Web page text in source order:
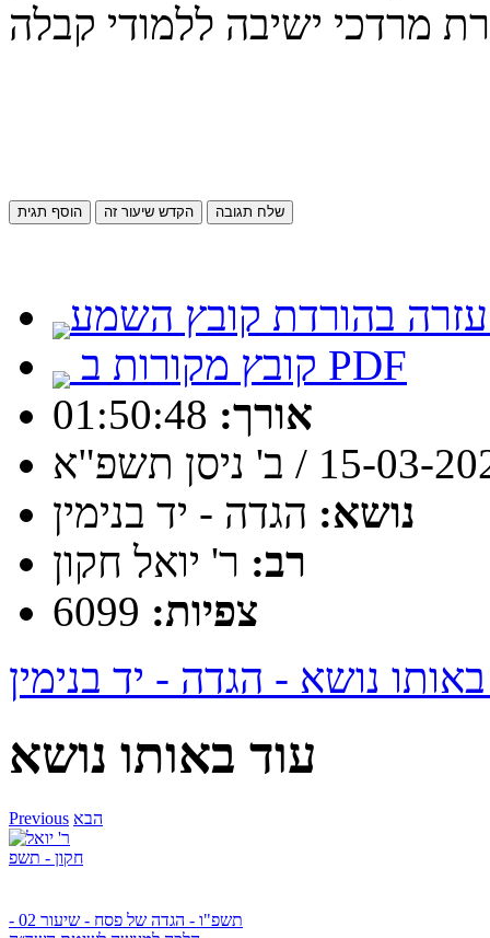
הוסף תגית הקדש שיעור זה שלח תגובה
קובץ מקורות ב PDF
אורך:
2021 / ב' ניסן תשפ"א
נושא: הגדה - יד בנימין
רב: ר' יואל חקון
צפיות: 6099
נושא - הגדה - יד בנימין
עוד באותו נושא
Previous הבא
תשפ"ו - הגדה של פסח - שיעור 02 -